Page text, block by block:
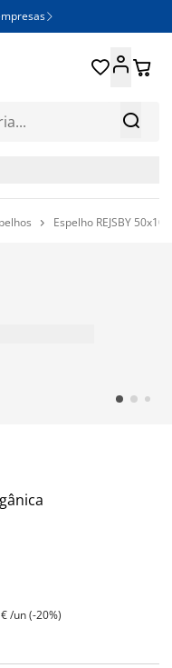


 
 Espelho REJSBY
/un (-20%)